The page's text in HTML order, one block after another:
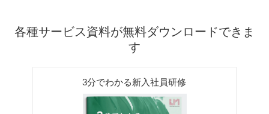
各種サービス資料が無料ダウンロードできま
す
3分でわかる新入社員研修